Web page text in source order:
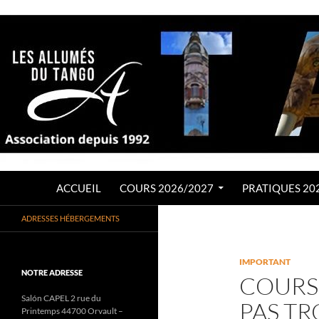
LES ALLUMÉS DU TANGO
ACCUEIL COURS 2026/2027 PRATIQUES
IMPORTANT
PAS
Association de Tango Argentin
depuis 1992
ADRESSES HÉBERGEMENTS
NOTRE ADRESSE
Salón CAPEL 2 rue du
Printemps 44700 Orvault –